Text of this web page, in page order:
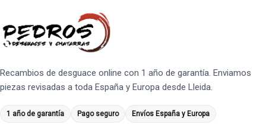
Recambios de desguace online con 1 año de garantía. Enviamos
piezas revisadas a toda España y Europa desde Lleida.
1 año de garantía Pago seguro Envíos España y Europa